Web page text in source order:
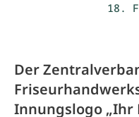
18.
Der
Innungslogo „Ihr